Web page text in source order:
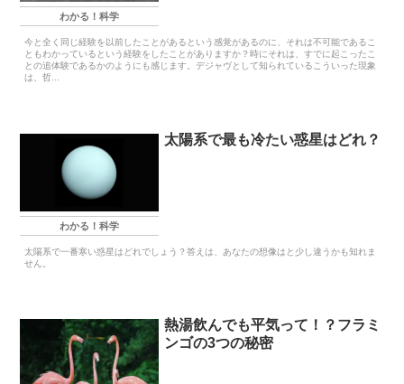
わかる！科学
今と全く同じ経験を以前したことがあるという感覚があるのに、それは不可能であるこ
ともわかっているという経験をしたことがありますか？時にそれは、すでに起こったこ
との追体験であるかのようにも感じます。デジャヴとして知られているこういった現象
は、哲...
わかる！科学
太陽系で最も冷たい惑星はどれ？
太陽系で一番寒い惑星はどれでしょう？答えは、あなたの想像はと少し違うかも知れま
せん。
熱湯飲んでも平気って！？フラミ
ンゴの3つの秘密